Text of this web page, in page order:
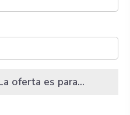
oferta es para...